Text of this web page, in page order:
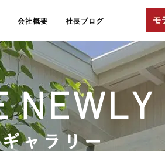
会社概要 社長ブログ